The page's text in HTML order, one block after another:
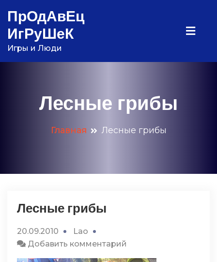
содержимому
ПрОдАвЕц
ИгРуШеК
Игры и Люди
Лесные грибы
Главная Лесные грибы
Лесные грибы
20.09.2010
Lao
Добавить комментарий
Лесные